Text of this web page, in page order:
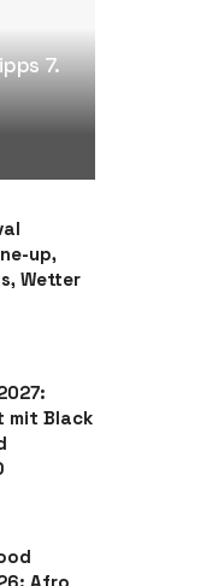
7.
up,
Wetter
mit Black
Afro